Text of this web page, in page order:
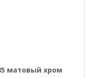
матовый хром